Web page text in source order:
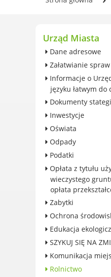
wieczystego
Ochrona
Edukacja
SZYKUJ SIĘ NA
KLIMATU
Komunikacja
Rolnictwo
Zwierzęta
Organizacje
Centrum
Pozarządowych
Karty
Duża Rodzina
Konsultacje
ewaluacje
Luboński
Konkursy
Fundusze UE i
GKRPA/
Pomocy Rodzinie
Urząd Miasta
Dane adresowe
Załatwianie
Informacje o
języku łatwym do
Dokumenty
Inwestycje
Oświata
Odpady
Podatki
Opłata z tytułu
wieczystego
opłata
Zabytki
Ochrona
Edukacja
SZYKUJ SIĘ NA
Komunikacja
Rolnictwo